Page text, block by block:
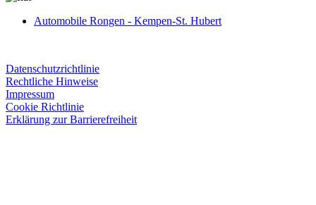
Automobile Rongen - Kempen-St. Hubert
Datenschutzrichtlinie
Rechtliche Hinweise
Impressum
Cookie Richtlinie
Erklärung zur Barrierefreiheit